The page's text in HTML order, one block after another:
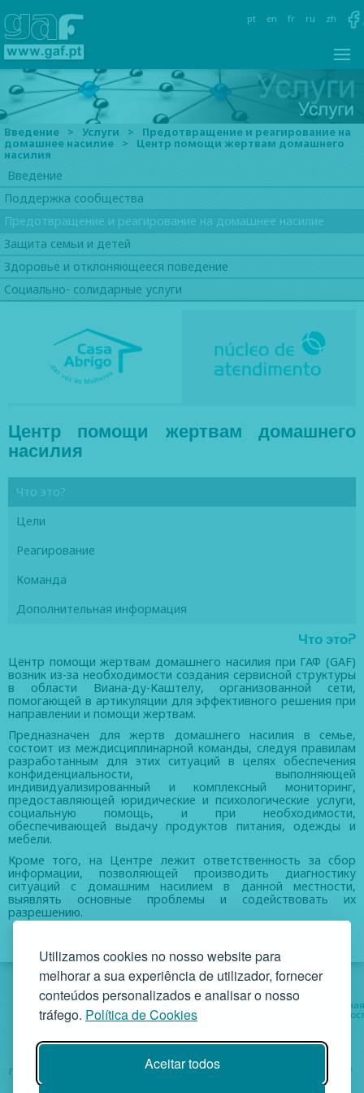
Utilizamos cookies no nosso website para
melhorar a sua experiência de utilizador, fornecer
conteúdos personalizados e analisar o nosso
tráfego. Política de Cookies
Aceitar todos
pt en fr ru zh
Введение > Услуги > Предотвращение и реагирование на
домашнее насилие > Центр помощи жертвам домашнего
насилия
Введение
Поддержка сообщества
Предотвращение и реагирование на домашнее насилие
Защита семьи и детей
Здоровье и отклоняющееся поведение
Социально- солидарные услуги
Центр помощи жертвам домашнего
насилия
Что это?
Цели
Реагирование
Команда
Дополнительная информация
Что это?
Центр помощи жертвам домашнего насилия при ГАФ (GAF)
возник из-за необходимости создания сервисной структуры
в области Виана-ду-Каштелу, организованной сети,
помогающей в артикуляции для эффективного решения при
направлении и помощи жертвам.
Предназначен для жертв домашнего насилия в семье,
состоит из междисциплинарной команды, следуя правилам
разработанным для этих ситуаций в целях обеспечения
конфиденциальности, выполняющей
индивидуализированный и комплексный мониторинг,
предоставляющей юридические и психологические услуги,
социальную помощь, и при необходимости,
обеспечивающей выдачу продуктов питания, одежды и
мебели.
Кроме того, на Центре лежит ответственность за сбор
информации, позволяющей производить диагностику
ситуаций с домашним насилием в данной местности,
выявлять основные проблемы и содействовать их
разрешению.
Социальная
Об организации
Проекты
Помощь
ГАФ • Руа да Бандейра, 342 4900-561 Виана ду Каштелу • тел.